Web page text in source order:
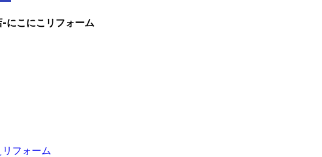
にこにこリフォーム
フォーム